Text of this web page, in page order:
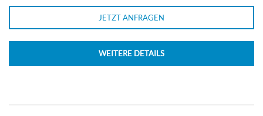
JETZT ANFRAGEN
WEITERE DETAILS